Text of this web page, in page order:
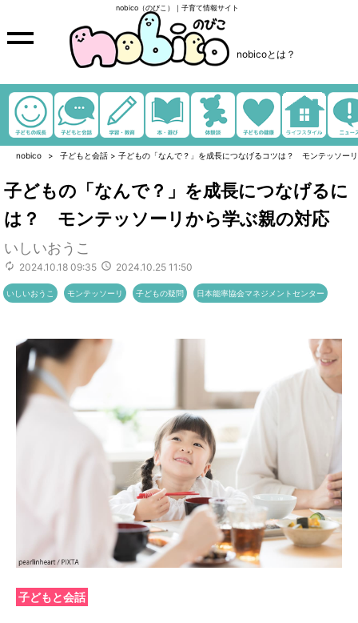
nobico（のびこ）｜子育て情報サイト
nobicoとは？
nobico 子どもと会話 > 子どもの「なんで？」を成長につなげるコツは？ モンテッソー
子どもの「なんで？」を成長につなげるに
は？ モンテッソーリから学ぶ親の対応
いしいおうこ
2024.10.18 09:35 2024.10.25 11:50
いしいおうこ モンテッソーリ 子どもの疑問 日本能率協会マネジメントセンター
子どもと会話